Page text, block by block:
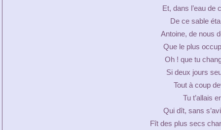
Et, dans l’eau de
De ce sable
Antoine, de nous
Que le plus
Oh ! que tu
Si deux jours
Tout à coup
Tu t’allais
Qui dît, sans
Fît des plus secs